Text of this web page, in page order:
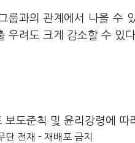
룹과의 관계에서 나올 수
우려도 크게 감소할 수 있
보도준칙 및 윤리강령에 따
전재 - 재배포 금지